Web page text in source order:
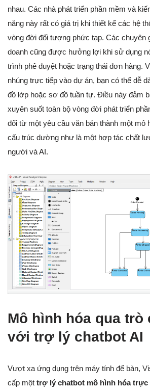
nhau. Các nhà phát triển phần mềm và
năng này rất có giá trị khi thiết kế các hệ
vòng đời đối tượng phức tạp. Các chuyên
doanh cũng được hưởng lợi khi sử dụng
trình phê duyệt hoặc trạng thái đơn hàng.
nhúng trực tiếp vào dự án, bạn có thể dễ
đồ lớp hoặc sơ đồ tuần tự. Điều này đảm
xuyên suốt toàn bộ vòng đời phát triển
đổi từ một yêu cầu văn bản thành một mô
cấu trúc dường như là một hợp tác chất
người và AI.
Mô hình hóa qua trò
với trợ lý chatbot AI
Vượt xa ứng dụng trên máy tính để bàn,
cấp một trợ lý chatbot mô hình hóa